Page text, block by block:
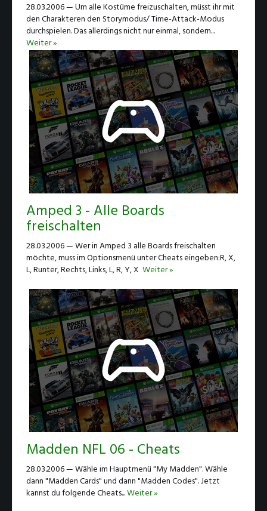
28.03.2006 — Um alle Kostüme freizuschalten, müsst ihr mit
den Charakteren den Storymodus/ Time-Attack-Modus
durchspielen. Das allerdings nicht nur einmal, sondern...
Weiter »
Amped 3 - Alle Boards
freischalten
28.03.2006 — Wer in Amped 3 alle Boards freischalten
möchte, muss im Optionsmenü unter Cheats eingeben:R, X,
L, Runter, Rechts, Links, L, R, Y, X Weiter »
Madden NFL 06 - Cheats
28.03.2006 — Wähle im Hauptmenü "My Madden". Wähle
dann "Madden Cards" und dann "Madden Codes". Jetzt
kannst du folgende Cheats...Weiter »